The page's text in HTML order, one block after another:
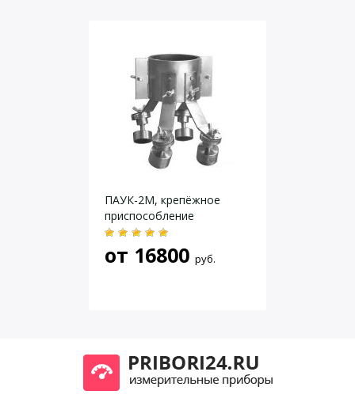
Угол вращения в горизонтальной
Угол вращения в вертикальной
обработку персональных данных
ПАУК-2М, крепёжное
приспособление
от 16800 руб.